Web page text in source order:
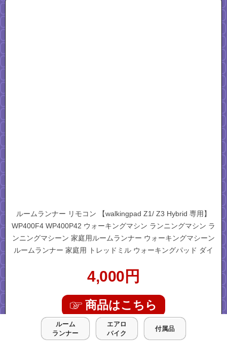
ルームランナー リモコン 【walkingpad Z1/ Z3 Hybrid 専用】
WP400F4 WP400P42 ウォーキングマシン ランニングマシン ラ
ンニングマシーン 家庭用ルームランナー ウォーキングマシーン
ルームランナー 家庭用 トレッドミル ウォーキングパッド ダイ
4,000 円
商品はこちら
ルーム
ランナー
エアロ
バイク
付属品